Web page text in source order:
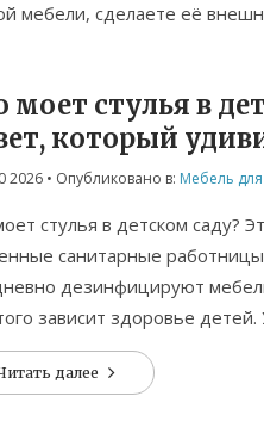
мебели, сделаете её
моет стулья в
который
2026 • Опубликовано в: Мебель для
стулья в детском саду?
санитарные
дезинфицируют
зависит здоровье детей.
система и почему нельзя
тряпкой.
далее